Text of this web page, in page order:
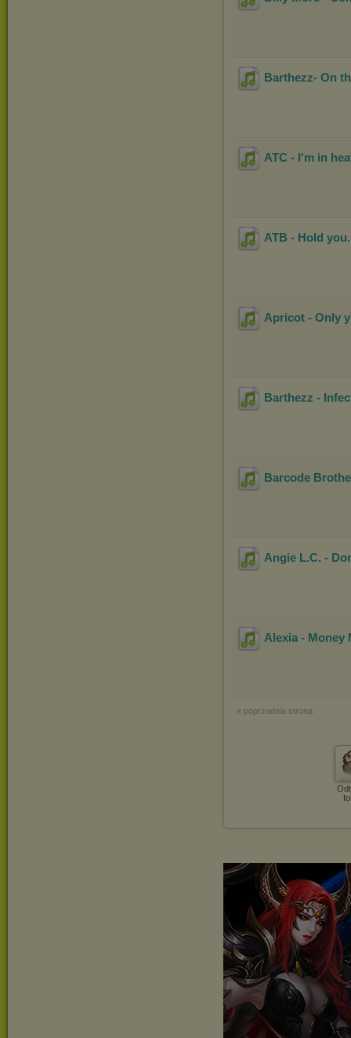
Barthezz- On
ATC - I'm in
ATB - Hold you
Apricot - Only
Barthezz -
Barcode
Angie L.C. -
Alexia - Money
« poprzednia strona